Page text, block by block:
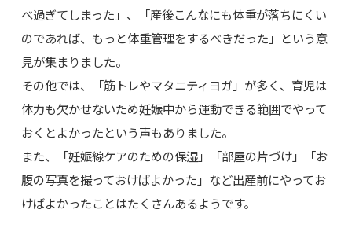
べ過ぎてしまった」、「産後こんなにも体重が落ちにくい
のであれば、もっと体重管理をするべきだった」という意
見が集まりました。
その他では、「筋トレやマタニティヨガ」が多く、育児は
体力も欠かせないため妊娠中から運動できる範囲でやって
おくとよかったという声もありました。
また、「妊娠線ケアのための保湿」「部屋の片づけ」「お
腹の写真を撮っておけばよかった」など出産前にやってお
けばよかったことはたくさんあるようです。